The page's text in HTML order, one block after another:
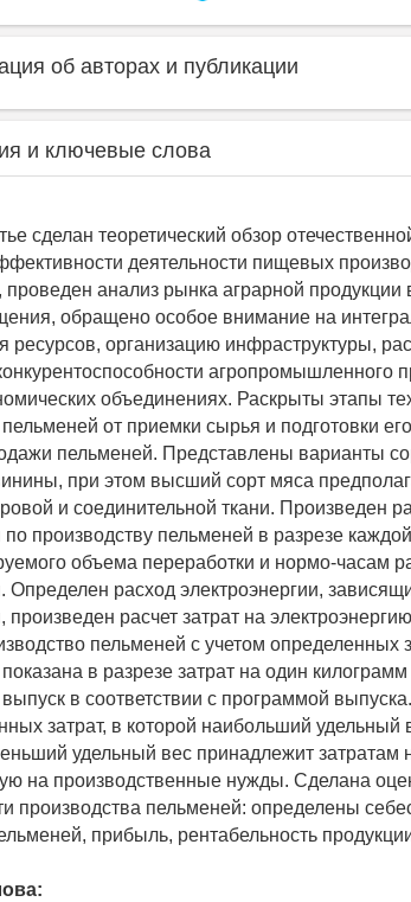
об авторах и публикации
и ключевые слова
сделан теоретический обзор
деятельности пищевых
проведен анализ рынка аграрной продукции
обращено особое внимание на
ресурсов, организацию инфраструктуры,
агропромышленного
объединениях. Раскрыты этапы
от приемки сырья и подготовки
пельменей. Представлены варианты
при этом высший сорт мяса
и соединительной ткани. Произведен
производству пельменей в разрезе
объема переработки и нормо-часам
Определен расход электроэнергии,
произведен расчет затрат на
пельменей с учетом определенных
в разрезе затрат на один
в соответствии с программой
затрат, в которой наибольший удельный
удельный вес принадлежит затратам
на производственные нужды. Сделана
производства пельменей: определены
прибыль, рентабельность